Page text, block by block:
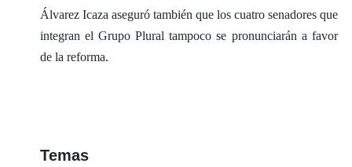
Álvarez Icaza aseguró también que los cuatro senadores que
integran el Grupo Plural tampoco se pronunciarán a favor
de la reforma.
Temas